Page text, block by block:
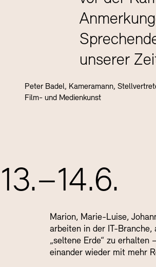
unserer
Peter Badel, Kameramann,
Film- und Medienkunst
13.–14.6.
Marion, Marie-Luise,
arbeiten in der IT-
„seltene Erde“ zu erhalten
einander wieder mit mehr